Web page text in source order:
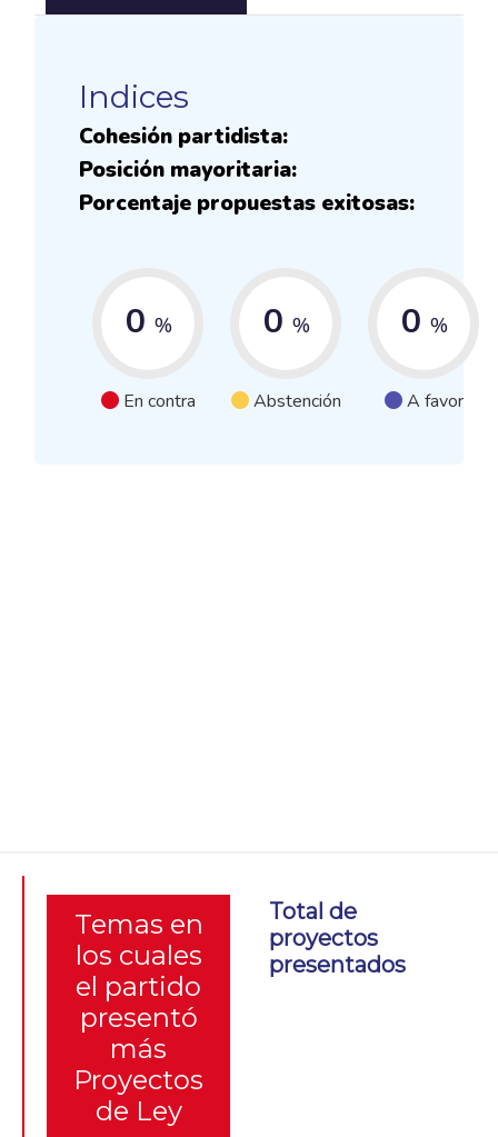
Indices
Cohesión partidista:
Posición mayoritaria:
Porcentaje propuestas exitosas:
0 %
En contra
0 %
Abstención
0 %
A favor
Temas en
los cuales
el partido
presentó
más
Proyectos
de Ley
Total de
proyectos
presentados